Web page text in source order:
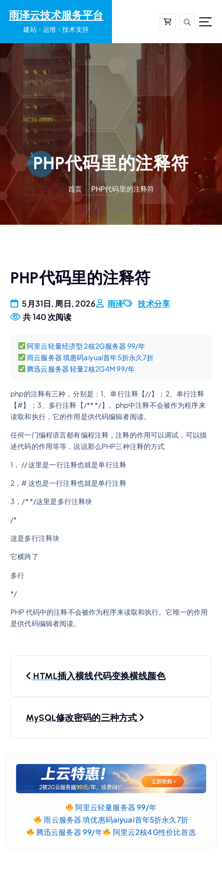
雨泽云技术服务平台
建站・运维・技术支持
PHP代码里的注释符
首页 PHP代码里的注释符
PHP代码里的注释符
5月31日, 周日, 2026 雨泽
技术分享
共 140 次阅读
阿里云轻量经济型 2核2G服务器 99/年
雨云服务器 填惠码aiyuai首年5折永久7折
腾迅云服务器 轻量2核2G4M 99/年
php的注释有三种，分别是：1、单行注释【//】；2、单行注释
【#】；3、多行注释【/** */】。php中注释不会被作为程序来
读取和执行，它的作用是供代码编辑者阅读。
任何一门编程语言都有编程注释，注释的作用可以调试，可以描
述代码的作用等等，说说那么PHP三种注释的方式
1， // 这里是一行注释也就是单行注释
2，# 这也是一行注释也就是单行注释
3，/* */这里是多行注释块
/*
这是多行注释块
它横跨了
多行
*/
PHP 代码中的注释不会被作为程序来读取和执行。它唯一的作用
是供代码编辑者阅读。
文
导
HTML插入横线代码变换横线颜色
MySQL修改密码的三种方式
阿里云轻量服务器 99/年
雨云服务器 填优惠码aiyuai首年5折永久7折
腾迅云服务器 99/年
阿里云2核4G性价比首选